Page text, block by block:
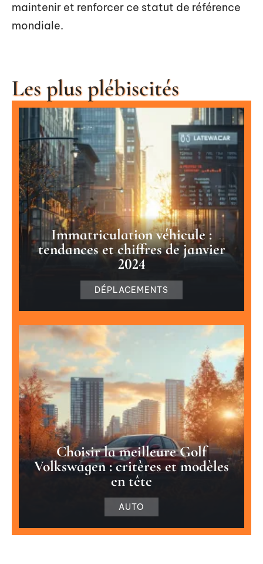
maintenir et renforcer ce statut de référence
mondiale.
Les plus plébiscités
Immatriculation véhicule :
tendances et chiffres de janvier
2024
DÉPLACEMENTS
Choisir la meilleure Golf
Volkswagen : critères et modèles
en tête
AUTO